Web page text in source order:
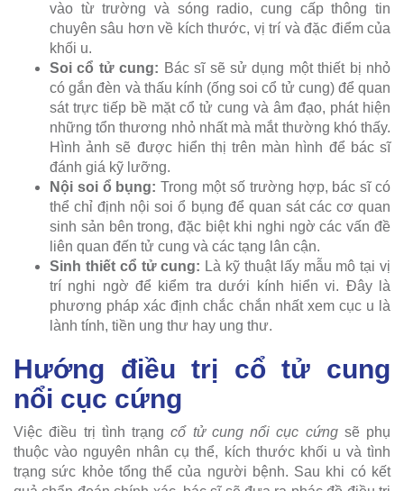
vào từ trường và sóng radio, cung cấp thông tin
chuyên sâu hơn về kích thước, vị trí và đặc điểm của
khối u.
Soi cổ tử cung: Bác sĩ sẽ sử dụng một thiết bị nhỏ
có gắn đèn và thấu kính (ống soi cổ tử cung) để quan
sát trực tiếp bề mặt cổ tử cung và âm đạo, phát hiện
những tổn thương nhỏ nhất mà mắt thường khó thấy.
Hình ảnh sẽ được hiển thị trên màn hình để bác sĩ
đánh giá kỹ lưỡng.
Nội soi ổ bụng: Trong một số trường hợp, bác sĩ có
thể chỉ định nội soi ổ bụng để quan sát các cơ quan
sinh sản bên trong, đặc biệt khi nghi ngờ các vấn đề
liên quan đến tử cung và các tạng lân cận.
Sinh thiết cổ tử cung: Là kỹ thuật lấy mẫu mô tại vị
trí nghi ngờ để kiểm tra dưới kính hiển vi. Đây là
phương pháp xác định chắc chắn nhất xem cục u là
lành tính, tiền ung thư hay ung thư.
Hướng điều trị cổ tử cung
nổi cục cứng
Việc điều trị tình trạngcổ tử cung nổi cục cứngsẽ phụ
thuộc vào nguyên nhân cụ thể, kích thước khối u và tình
trạng sức khỏe tổng thể của người bệnh. Sau khi có kết